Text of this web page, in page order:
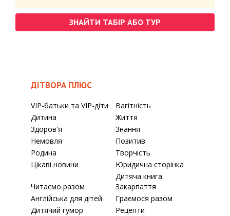
ЗНАЙТИ ТАБІР АБО ТУР
ДІТВОРА ПЛЮС
VIP-батьки та VIP-діти
Вагітність
Дитина
Життя
Здоров'я
Знання
Немовля
Позитив
Родина
Творчість
Цікаві новини
Юридична сторінка
Читаємо разом
Дитяча книга
Закарпаття
Англійська для дітей
Граємося разом
Дитячий гумор
Рецепти